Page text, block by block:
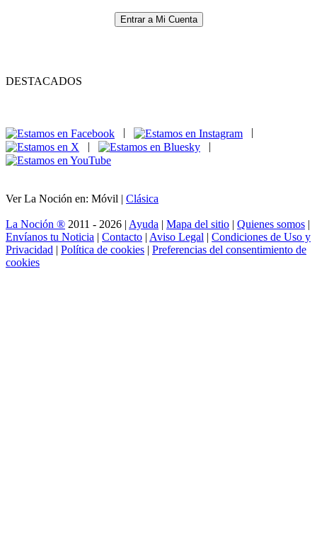
Entrar a Mi Cuenta
DESTACADOS
|
|
Ver La Noción en: Móvil | Clásica
La Noción ® 2011 - 2026 | Ayuda | Mapa del sitio | Quienes somos |
Envíanos tu Noticia | Contacto | Aviso Legal | Condiciones de Uso y
Privacidad | Política de cookies | Preferencias del consentimiento de
cookies